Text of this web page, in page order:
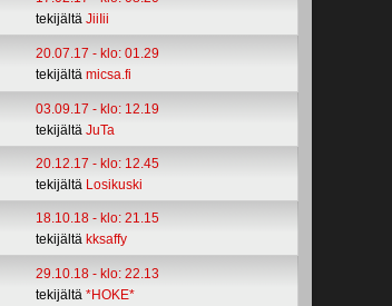
tekijältäJiiIii
20.07.17 - klo: 01.29
tekijältämicsa.fi
03.09.17 - klo: 12.19
tekijältäJuTa
20.12.17 - klo: 12.45
tekijältä Losikuski
18.10.18 - klo: 21.15
tekijältä kksaffy
29.10.18 - klo: 22.13
tekijältä*HOKE*